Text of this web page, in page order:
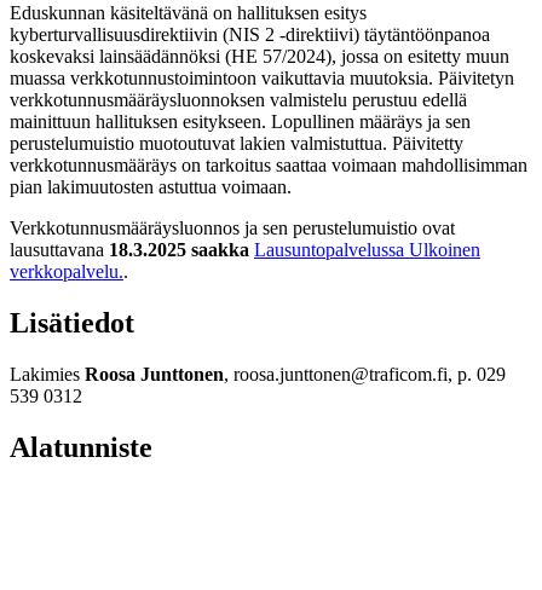
Eduskunnan käsiteltävänä on hallituksen esitys
kyberturvallisuusdirektiivin (NIS 2 -direktiivi) täytäntöönpanoa
koskevaksi lainsäädännöksi (HE 57/2024), jossa on esitetty muun
muassa verkkotunnustoimintoon vaikuttavia muutoksia. Päivitetyn
verkkotunnusmääräysluonnoksen valmistelu perustuu edellä
mainittuun hallituksen esitykseen. Lopullinen määräys ja sen
perustelumuistio muotoutuvat lakien valmistuttua. Päivitetty
verkkotunnusmääräys on tarkoitus saattaa voimaan mahdollisimman
pian lakimuutosten astuttua voimaan.
Verkkotunnusmääräysluonnos ja sen perustelumuistio ovat
lausuttavana 18.3.2025 saakka Lausuntopalvelussa Ulkoinen
verkkopalvelu..
Lisätiedot
Lakimies Roosa Junttonen, roosa.junttonen@traficom.fi, p. 029
539 0312
Alatunniste